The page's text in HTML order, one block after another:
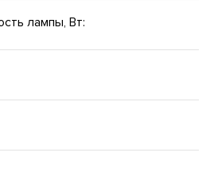
лампы, Вт: